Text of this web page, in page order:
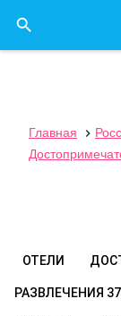

Главная 
ОТЕЛИ
РАЗВЛЕЧЕНИЯ 37